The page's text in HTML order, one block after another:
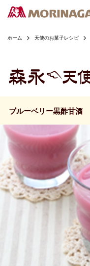
ホーム 天使のお菓子レシピ
ブルーベリー黒酢甘酒